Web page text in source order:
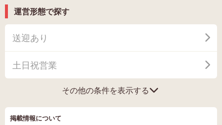
運営形態で探す
送迎あり
土日祝営業
その他の条件を表示する
掲載情報について